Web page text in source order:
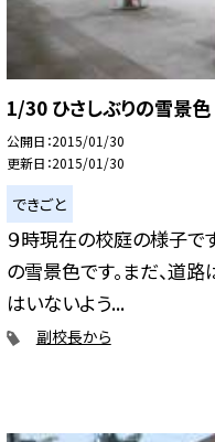
1/30 ひさしぶりの雪景色
公開日 2015/01/30
更新日 2015/01/30
できごと
９時現在の校庭の様子で
の雪景色です。まだ、道路
はいないよう...
副校長から